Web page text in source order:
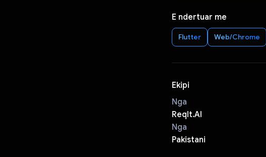
E ndertuar me
Flutter Web/Chrome
Ekipi
Nga
ReqIt.AI
Nga
Pakistani